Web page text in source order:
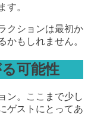
す。
クションは最初か
かもしれません。
可能性
ン。ここまで少し
ゲストにとってあ